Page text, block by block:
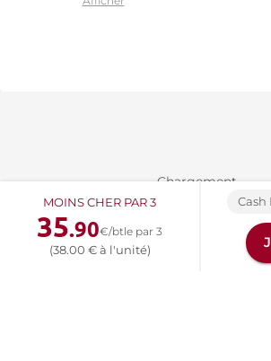
MOINS CHER PAR 3
35.90€/btle par 3
(38.00 € à l'unité)
Cash
Chargement...